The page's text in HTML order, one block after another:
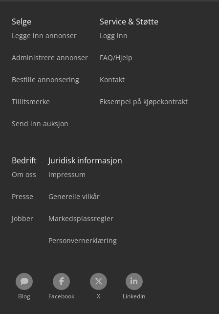
Selge
Legge inn annonser
Administrere annonser
Bestille annonsering
Tillitsmerke
Send inn auksjon
Service & Støtte
Logg inn
FAQ/Hjelp
Kontakt
Eksempel på kjøpekontrakt
Bedrift
Om oss
Presse
Jobber
Juridisk informasjon
Impressum
Generelle vilkår
Markedsplassregler
Personvernerklæring
Blog Facebook X LinkedIn